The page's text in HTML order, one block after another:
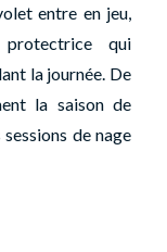
entre en jeu,
qui
la journée. De
la saison de
de nage